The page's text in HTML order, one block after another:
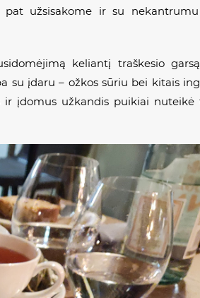
užsisakome ir su
keliantį traškesio
su įdaru – ožkos sūriu bei kitais
ir įdomus užkandis puikiai nuteikė